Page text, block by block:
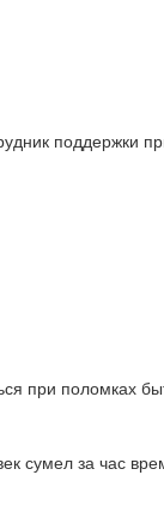
поддержки
при поломках
сумел за час